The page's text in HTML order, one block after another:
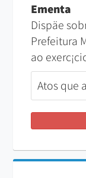
Ementa
Dispäe
Prefeitura
ao
Atos que